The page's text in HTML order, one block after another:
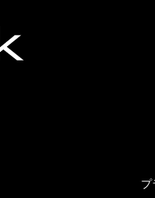
プ